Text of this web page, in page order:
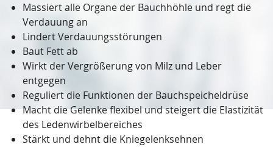
Massiert alle Organe der Bauchhöhle und regt die
Verdauung an
Lindert Verdauungsstörungen
Baut Fett ab
Wirkt der Vergrößerung von Milz und Leber
entgegen
Reguliert die Funktionen der Bauchspeicheldrüse
Macht die Gelenke flexibel und steigert die Elastizität
des Ledenwirbelbereiches
Stärkt und dehnt die Kniegelenksehnen